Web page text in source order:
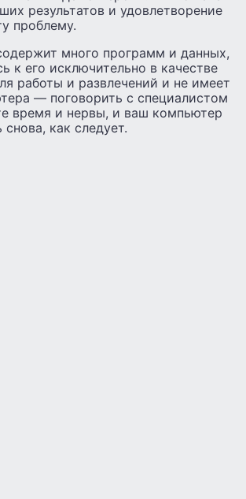
результатов и удовлетворение
проблему.
много программ и данных,
к его исключительно в качестве
работы и развлечений и не имеет
— поговорить с специалистом
время и нервы, и ваш компьютер
снова, как следует.